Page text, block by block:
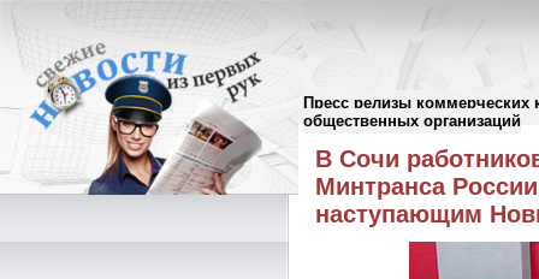
Пресс релизы коммерческих
общественных организаций
Пресс-релизы//
В Сочи
Минтранса
наступающим